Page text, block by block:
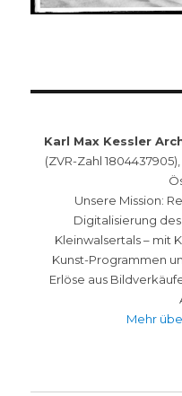
Karl Max Kessler
(ZVR-Zahl
Unsere Mission:
Digitalisierung
Kleinwalsertals – mit
Kunst-Programmen
Erlöse aus
Mehr